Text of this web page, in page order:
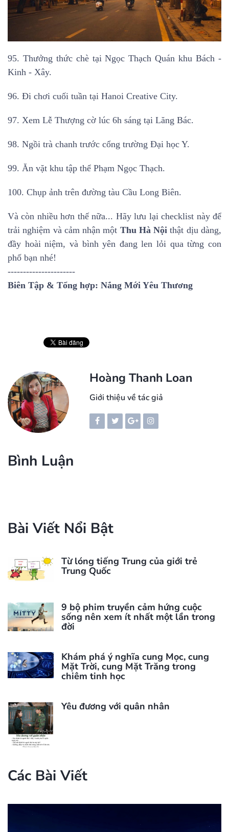
95. Thưởng thức chè tại Ngọc Thạch Quán khu Bách -
Kinh - Xây.
96. Đi chơi cuối tuần tại Hanoi Creative City.
97. Xem Lễ Thượng cờ lúc 6h sáng tại Lăng Bác.
98. Ngồi trà chanh trước cổng trường Đại học Y.
99. Ăn vặt khu tập thể Phạm Ngọc Thạch.
100. Chụp ảnh trên đường tàu Cầu Long Biên.
Và còn nhiều hơn thế nữa... Hãy lưu lại checklist này để
trải nghiệm và cảm nhận một Thu Hà Nội thật dịu dàng,
đầy hoài niệm, và bình yên đang len lỏi qua từng con
phố bạn nhé!
----------------------
Biên Tập & Tổng hợp: Nắng Mới Yêu Thương
Hoàng Thanh Loan
Giới thiệu về tác giả
Bình Luận
Bài Viết Nổi Bật
Từ lóng tiếng Trung của giới trẻ
Trung Quốc
9 bộ phim truyền cảm hứng cuộc
sống nên xem ít nhất một lần trong
đời
Khám phá ý nghĩa cung Mọc, cung
Mặt Trời, cung Mặt Trăng trong
chiêm tinh học
Yêu đương với quân nhân
Các Bài Viết